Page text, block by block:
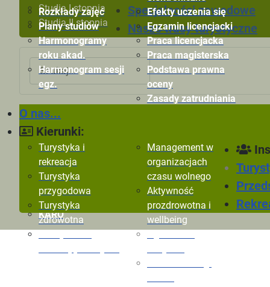
Rozkłady zajęć
Plany studiów
Harmonogramy
roku akad.
Harmonogram sesji
egz.
Efekty uczenia się
Egzamin licencjacki
Praca licencjacka
Praca magisterska
Podstawa prawna
oceny
Zasady zatrudniania
Kryteria oceny
pracowników
Formularze oceny
pracowników
m-Legitymacja
E-
TiR
AZYMUT
Direttissima
KARO
Studia I stopnia
Studia II stopnia
Specjalności zawodowe
Nasze trasy turystyczne
Szukaj
O nas...
Kierunki:
Turystyka i
rekreacja
Turystyka
przygodowa
Turystyka
zdrowotna
Management w
organizacjach
czasu wolnego
Aktywność
prozdrowotna i
wellbeing